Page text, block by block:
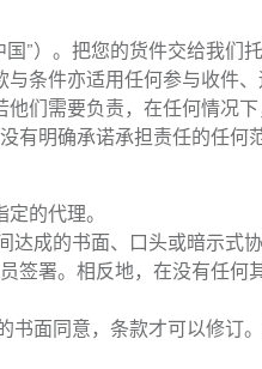
”）。把您的货件交给我们
条件亦适用任何参与收件
们需要负责，在任何情况
有明确承诺承担责任的任何
的代理。
成的书面、口头或暗示式
签署。相反地，在没有任何
面同意，条款才可以修订